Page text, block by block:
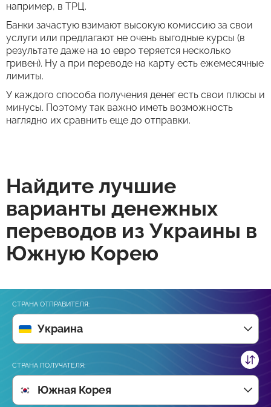
например, в ТРЦ.
Банки зачастую взимают высокую комиссию за свои
услуги или предлагают не очень выгодные курсы (в
результате даже на 10 евро теряется несколько
гривен). Ну а при переводе на карту есть ежемесячные
лимиты.
У каждого способа получения денег есть свои плюсы и
минусы. Поэтому так важно иметь возможность
наглядно их сравнить еще до отправки.
Найдите лучшие
варианты денежных
переводов из Украины в
Южную Корею
СТРАНА ОТПРАВИТЕЛЯ:
Украина
СТРАНА ПОЛУЧАТЕЛЯ:
Южная Корея